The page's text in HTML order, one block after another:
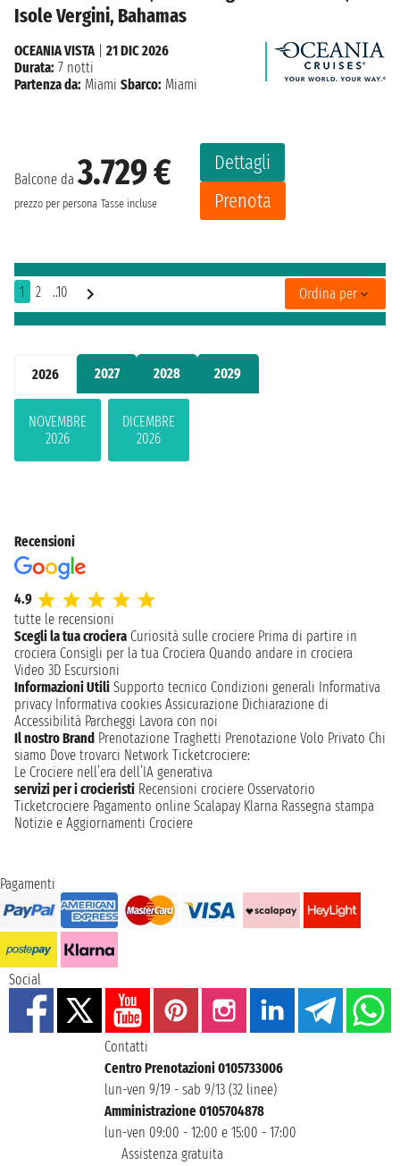
2026 2027 2028 2029
NOVEMBRE
2026
DICEMBRE
2026
Isole Vergini, Bahamas
Balcone da3.729 €
prezzo per persona Tasse incluse
Dettagli
Prenota
OCEANIA VISTA
21 DIC 2026
Durata: 7 notti
Partenza da: Miami Sbarco: Miami
1 2 ..10 Ordina per
Recensioni
4.9
tutte le recensioni
Scegli la tua crociera Curiosità sulle crociere Prima di partire in
crociera Consigli per la tua Crociera Quando andare in crociera
Video 3D Escursioni
Informazioni Utili Supporto tecnico Condizioni generali Informativa
privacy Informativa cookies Assicurazione Dichiarazione di
Accessibilità Parcheggi Lavora con noi
Il nostro Brand Prenotazione Traghetti Prenotazione Volo Privato Chi
siamo Dove trovarci Network Ticketcrociere:
Le Crociere nell’era dell’IA generativa
servizi per i crocieristi Recensioni crociere Osservatorio
Ticketcrociere Pagamento online Scalapay Klarna Rassegna stampa
Notizie e Aggiornamenti Crociere
Pagamenti
Social
Contatti
Centro Prenotazioni 0105733006
lun-ven 9/19 - sab 9/13 (32 linee)
Amministrazione 0105704878
lun-ven 09:00 - 12:00 e 15:00 - 17:00
Assistenza gratuita